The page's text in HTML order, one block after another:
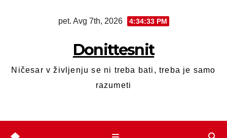
pet. Avg 7th, 2026 4:34:34 PM
Donittesnit
Ničesar v življenju se ni treba bati, treba je samo
razumeti